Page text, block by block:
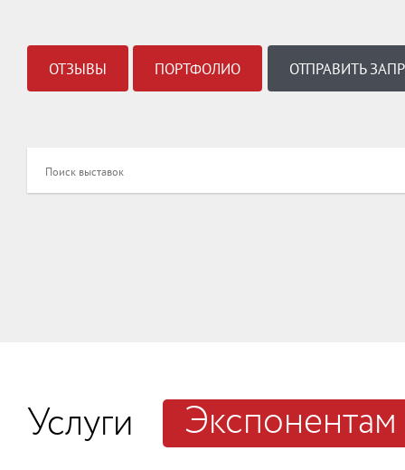
ОТЗЫВЫ ПОРТФОЛИО ОТПРАВИТЬ
Услуги Экспонентам